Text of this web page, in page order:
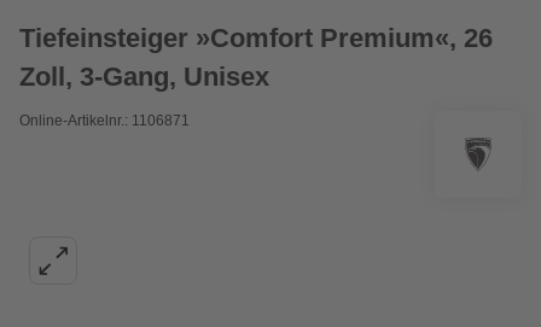
Tiefeinsteiger »Comfort Premium«, 26
Zoll, 3-Gang, Unisex
Online-Artikelnr.: 1106871